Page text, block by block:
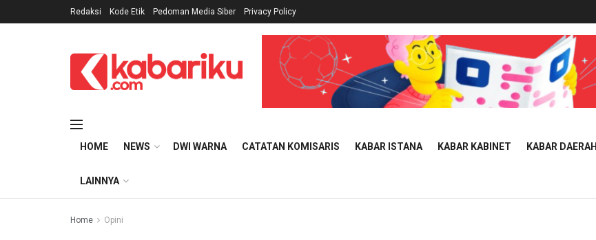
Redaksi Kode Etik Pedoman Media Siber Privacy Policy
HOME NEWS DWI WARNA CATATAN KOMISARIS KABAR ISTANA KABAR KABINET KABAR DAERAH
LAINNYA
Home Opini